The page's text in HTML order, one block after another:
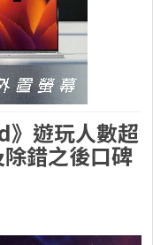
》遊玩人數超
錯之後口碑